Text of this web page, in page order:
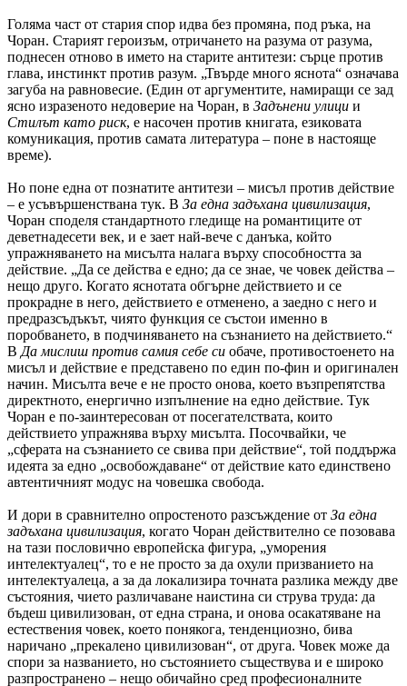
Голяма част от стария спор идва без промяна, под ръка, на
Чоран. Старият героизъм, отричането на разума от разума,
поднесен отново в името на старите антитези: сърце против
глава, инстинкт против разум. „Твърде много яснота“ означава
загуба на равновесие. (Един от аргументите, намиращи се зад
ясно изразеното недоверие на Чоран, в Задънени улици и
Стилът като риск, е насочен против книгата, езиковата
комуникация, против самата литература – поне в настояще
време).
Но поне една от познатите антитези – мисъл против действие
– е усъвършенствана тук. В За една задъхана цивилизация,
Чоран споделя стандартното гледище на романтиците от
деветнадесети век, и е зает най-вече с данъка, който
упражняването на мисълта налага върху способността за
действие. „Да се действа е едно; да се знае, че човек действа –
нещо друго. Когато яснотата обгърне действието и се
прокрадне в него, действието е отменено, а заедно с него и
предразсъдъкът, чиято функция се състои именно в
поробването, в подчиняването на съзнанието на действието.“
В Да мислиш против самия себе си обаче, противостоенето на
мисъл и действие е представено по един по-фин и оригинален
начин. Мисълта вече е не просто онова, което възпрепятства
директното, енергично изпълнение на едно действие. Тук
Чоран е по-заинтересован от посегателствата, които
действието упражнява върху мисълта. Посочвайки, че
„сферата на съзнанието се свива при действие“, той поддържа
идеята за едно „освобождаване“ от действие като единствено
автентичният модус на човешка свобода.
И дори в сравнително опростеното разсъждение от За една
задъхана цивилизация, когато Чоран действително се позовава
на тази пословично европейска фигура, „уморения
интелектуалец“, то е не просто за да охули призванието на
интелектуалеца, а за да локализира точната разлика между две
състояния, чието различаване наистина си струва труда: да
бъдеш цивилизован, от една страна, и онова осакатяване на
естествения човек, което понякога, тенденциозно, бива
наричано „прекалено цивилизован“, от друга. Човек може да
спори за названието, но състоянието съществува и е широко
разпространено – нещо обичайно сред професионалните